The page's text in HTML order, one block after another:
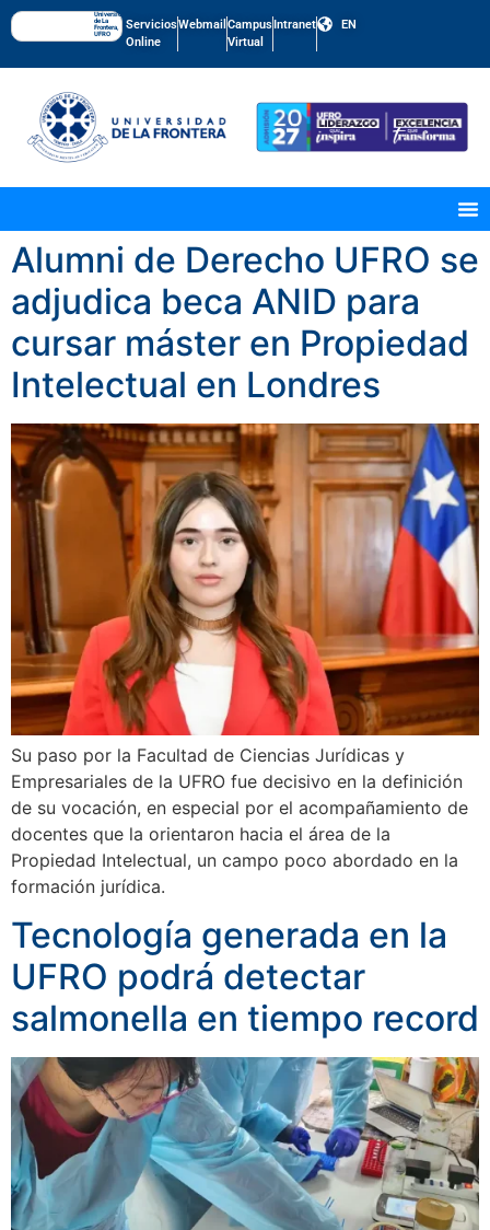
Universidad
de La
Frontera,
UFRO
Servicios
Online
Webmail Campus
Virtual
Intranet EN
Alumni de Derecho UFRO se
adjudica beca ANID para
cursar máster en Propiedad
Intelectual en Londres
Su paso por la Facultad de Ciencias Jurídicas y
Empresariales de la UFRO fue decisivo en la definición
de su vocación, en especial por el acompañamiento de
docentes que la orientaron hacia el área de la
Propiedad Intelectual, un campo poco abordado en la
formación jurídica.
Tecnología generada en la
UFRO podrá detectar
salmonella en tiempo record